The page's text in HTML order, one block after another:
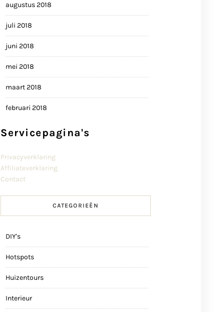
augustus 2018
juli 2018
juni 2018
mei 2018
maart 2018
februari 2018
Servicepagina's
Privacyverklaring
Affiliateverklaring
Contact
CATEGORIEËN
DIY's
Hotspots
Huizentours
Interieur